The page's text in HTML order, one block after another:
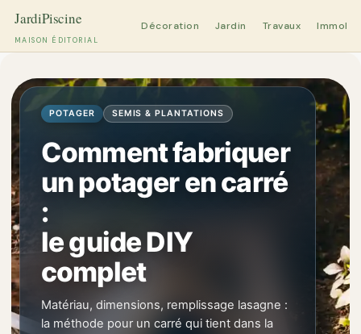
MAISON ÉDITORIAL
Décoration Jardin Travaux
contenu
POTAGER SEMIS & PLANTATIONS
Comment fabriquer
un potager en carré
:
le guide DIY
complet
Matériau, dimensions, remplissage lasagne :
la méthode pour un carré qui tient dans la